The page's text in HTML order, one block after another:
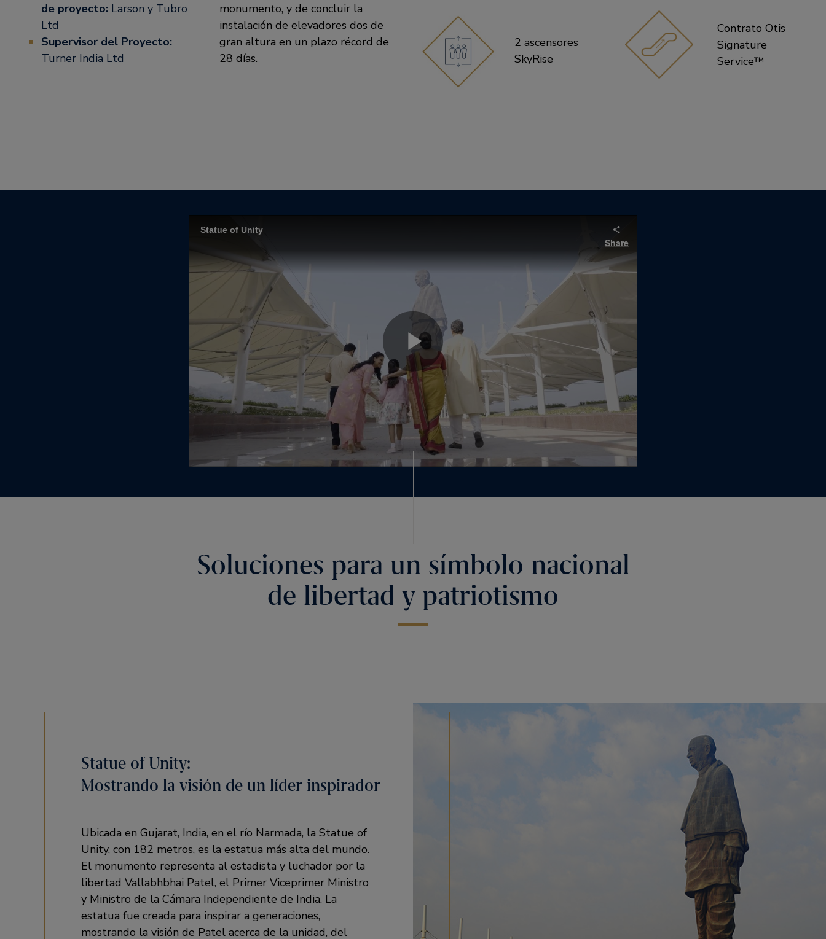
de proyecto: Larson y Tubro
Ltd
Supervisor del Proyecto:
Turner India Ltd
monumento, y de concluir la
instalación de elevadores dos de
gran altura en un plazo récord de
28 días.
2 ascensores
SkyRise
Contrato Otis
Signature
Service™
Soluciones para un símbolo nacional
de libertad y patriotismo
Statue of Unity:
Mostrando la visión de un líder inspirador
Ubicada en Gujarat, India, en el río Narmada, la Statue of
Unity, con 182 metros, es la estatua más alta del mundo.
El monumento representa al estadista y luchador por la
libertad Vallabhbhai Patel, el Primer Viceprimer Ministro
y Ministro de la Cámara Independiente de India. La
estatua fue creada para inspirar a generaciones,
mostrando la visión de Patel acerca de la unidad, del